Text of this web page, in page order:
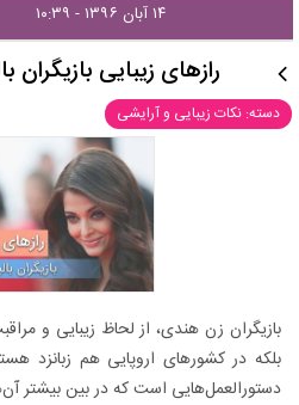
۱۴ آبان ۱۳۹۶ - ۱۰:۳۹
رازهای زیبایی
دسته: نکات زیبایی و آرایشی
بازیگران زن هندی، از لحاظ زیبایی و
بلکه در کشورهای اروپایی هم زبانزد
دستور‌العمل‌هایی است که در بین بیشتر